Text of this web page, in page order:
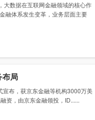
大数据在互联网金融领域的核心作
融体系发生变革，业务层面主要
布局
布，获京东金融等机构3000万美
资，由京东金融领投，ID......